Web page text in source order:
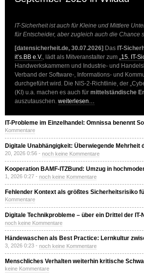
IT-Sicherheit ist auch für Kleine und Mittlere
für Entscheider, aber zugleich auch die Chance
[datensicherheit.de, 30.07.2026] Das IT-
it’s.BB e.V., lädt als Mitveranstalter zum „15. IT-
Handwerkskammern und Industrie- und
Verband der Software-, Informations- und
durchgeführt wird. Die NIS-2-Richtlinie, der
(KI) u.a. machen es auch für mittelständische
auszutauschen. weiterlesen…
IT-Probleme im Einzelhandel: Omnissa benennt
Kommentare
Digitale Unabhängigkeit: Überwiegende
20, 2026 0:56 - noch keine Kommentare
Kooperation BAMF-ITZBund: Umzug in
1, 2026 0:27 - noch keine Kommentare
Fehlender Kontext als größtes Sicherheitsrisiko
Kommentare
Digitale Technikprobleme – über ein Drittel der
noch keine Kommentare
Händewaschen als Best Practice: Lernkultur
3, 2026 0:23 - noch keine Kommentare
Menschliches Verhalten weiterhin kritische
keine Kommentare